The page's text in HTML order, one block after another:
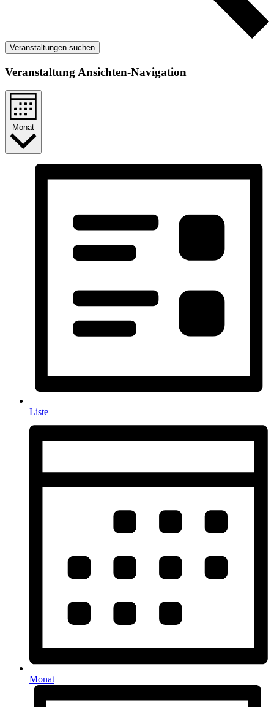
Veranstaltungen suchen
Veranstaltung Ansichten-Navigation
Monat
Liste
Monat